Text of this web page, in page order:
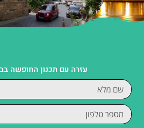
עזרה עם תכנון החופשה